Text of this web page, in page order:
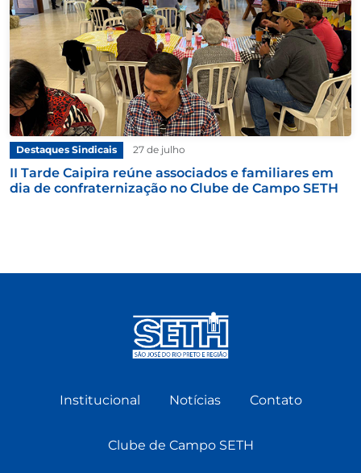
Destaques Sindicais 27 de julho
II Tarde Caipira reúne associados e familiares em
dia de confraternização no Clube de Campo SETH
Institucional Notícias Contato
Clube de Campo SETH